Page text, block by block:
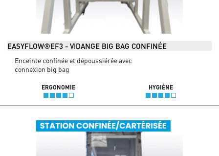
EASYFLOW®EF3 - VIDANGE BIG BAG CONFINÉE
Enceinte confinée et dépoussiérée avec
connexion big bag
ERGONOMIE HYGIÈNE